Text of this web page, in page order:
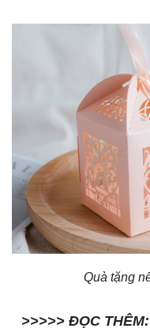
Quà tặng
>>>>> ĐỌC THÊM: